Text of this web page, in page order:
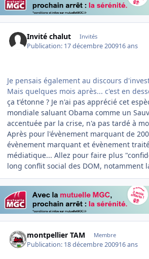
Invité chalut Invités
Publication: 17 décembre 200916 ans
Je pensais également au discours
Mais quelques mois après... c'est en
ça t'étonne ? Je n'ai pas apprécié cet
mondiale saluant Obama comme un
accentuée par la crise, n'a pas tardé à
Après pour l'évènement marquant de
évènement marquant et évènement
médiatique... Allez pour faire plus
long conflit social des DOM, notamment
montpellier TAM Membre
Publication: 18 décembre 200916 ans